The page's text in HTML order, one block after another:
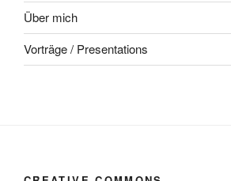
Über mich
Vorträge / Presentations